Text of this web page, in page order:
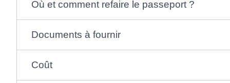
Où et comment refaire le passeport ?
Documents à fournir
Coût